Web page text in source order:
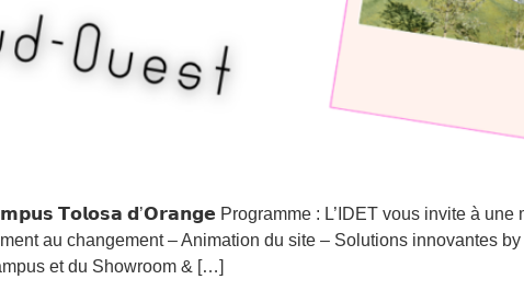
𝗱’𝗢𝗿𝗮𝗻𝗴𝗲 Programme : L’IDET vous invite à une
au changement – Animation du site – Solutions innovantes
et du Showroom & […]